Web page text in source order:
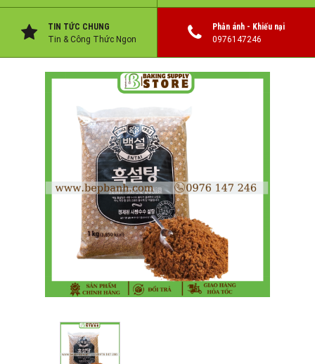
TIN TỨC CHUNG
Tin & Công Thức Ngon
Phản ánh - Khiếu nại
0976147246